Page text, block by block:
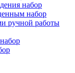
набор
набор
ручной работы